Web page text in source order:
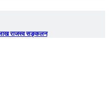
लाख राजस्व सङ्कलन